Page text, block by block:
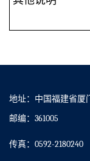
地址：中国福建省厦
邮编：361005
传真：0592-2180240